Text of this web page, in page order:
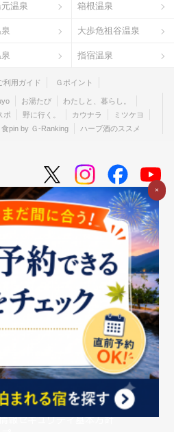
温泉 箱根温泉
大歩危祖谷温泉
指宿温泉
利用ガイド Ｇポイント
お湯たび
わたしと、暮らし。
ポ 野に行く。 カウナラ
ミツケヨ
食pin by Ｇ-Ranking ハーブ酒のススメ
ェブアクセシビリティの取り組み
バシーポータルCookieポリシー
報セキュリティ基本方針
×